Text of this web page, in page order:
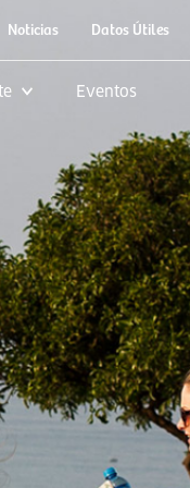
Noticias Datos Útiles
Eventos